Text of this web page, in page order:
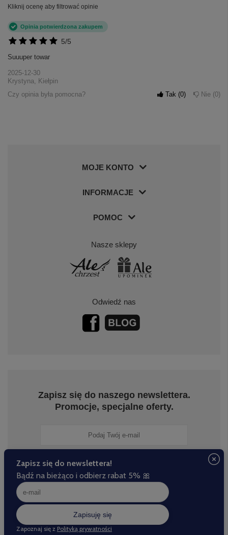
Kliknij ocenę aby filtrować opinie
5/5
Opinia potwierdzona zakupem
Suuuper towar
2025-12-30
Krystyna, Kiełpin
Czy opinia była pomocna?
Tak 0 Nie 0
MOJE KONTO
INFORMACJE
POMOC
Nasze sklepy
Odwiedź nas
Zapisz się do naszego newslettera.
Promocje, specjalne oferty.
Zapisz się